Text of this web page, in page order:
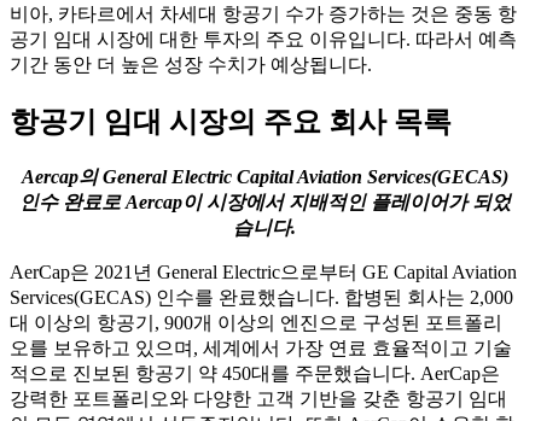
비아, 카타르에서 차세대 항공기 수가 증가하는 것은 중동 항
공기 임대 시장에 대한 투자의 주요 이유입니다. 따라서 예측
기간 동안 더 높은 성장 수치가 예상됩니다.
항공기 임대 시장의 주요 회사 목록
Aercap의 General Electric Capital Aviation Services(GECAS)
인수 완료로 Aercap이 시장에서 지배적인 플레이어가 되었
습니다.
AerCap은 2021년 General Electric으로부터 GE Capital Aviation
Services(GECAS) 인수를 완료했습니다. 합병된 회사는 2,000
대 이상의 항공기, 900개 이상의 엔진으로 구성된 포트폴리
오를 보유하고 있으며, 세계에서 가장 연료 효율적이고 기술
적으로 진보된 항공기 약 450대를 주문했습니다. AerCap은
강력한 포트폴리오와 다양한 고객 기반을 갖춘 항공기 임대